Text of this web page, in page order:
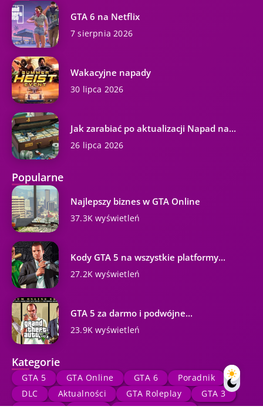
GTA 6 na Netflix
7 sierpnia 2026
Wakacyjne napady
30 lipca 2026
Jak zarabiać po aktualizacji Napad na...
26 lipca 2026
Popularne
Najlepszy biznes w GTA Online
37.3K wyświetleń
Kody GTA 5 na wszystkie platformy...
27.2K wyświetleń
GTA 5 za darmo i podwójne...
23.9K wyświetleń
Kategorie
GTA 5 GTA Online GTA 6
Poradnik
DLC
Aktualności GTA Roleplay
GTA 3
Przeciek
GTA 4 Rockstar Games